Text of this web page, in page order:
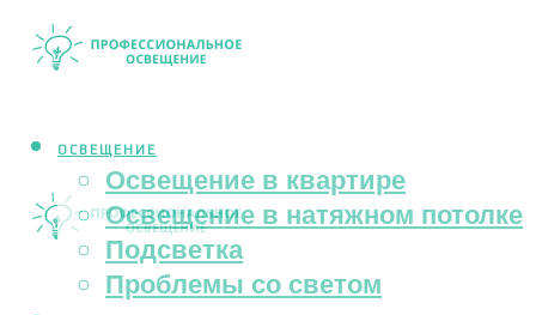
ОСВЕЩЕНИЕ
Освещение в квартире
Освещение в натяжном потолке
Подсветка
Проблемы со светом